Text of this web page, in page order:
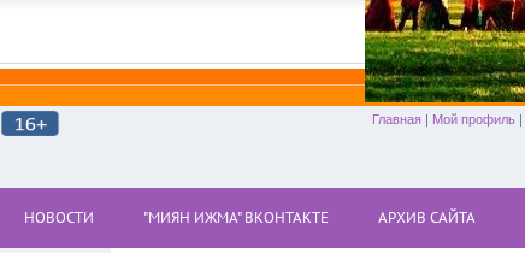
Главная | Мой профиль |
НОВОСТИ "МИЯН ИЖМА" ВКОНТАКТЕ АРХИВ САЙТА